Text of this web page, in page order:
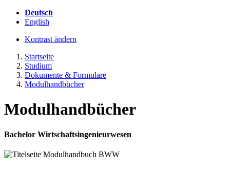
Deutsch
English
Kontrast ändern
Startseite
Studium
Dokumente & Formulare
Modulhandbücher
Modulhandbücher
Bachelor Wirtschaftsingenieurwesen